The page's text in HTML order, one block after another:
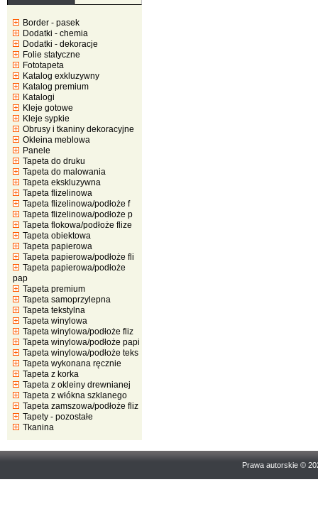
Border - pasek
Dodatki - chemia
Dodatki - dekoracje
Folie statyczne
Fototapeta
Katalog exkluzywny
Katalog premium
Katalogi
Kleje gotowe
Kleje sypkie
Obrusy i tkaniny dekoracyjne
Okleina meblowa
Panele
Tapeta do druku
Tapeta do malowania
Tapeta ekskluzywna
Tapeta flizelinowa
Tapeta flizelinowa/podłoże f
Tapeta flizelinowa/podłoże p
Tapeta flokowa/podłoże flize
Tapeta obiektowa
Tapeta papierowa
Tapeta papierowa/podłoże fli
Tapeta papierowa/podłoże
pap
Tapeta premium
Tapeta samoprzylepna
Tapeta tekstylna
Tapeta winylowa
Tapeta winylowa/podłoże fliz
Tapeta winylowa/podłoże papi
Tapeta winylowa/podłoże teks
Tapeta wykonana ręcznie
Tapeta z korka
Tapeta z okleiny drewnianej
Tapeta z włókna szklanego
Tapeta zamszowa/podłoże fliz
Tapety - pozostałe
Tkanina
Prawa autorskie ©